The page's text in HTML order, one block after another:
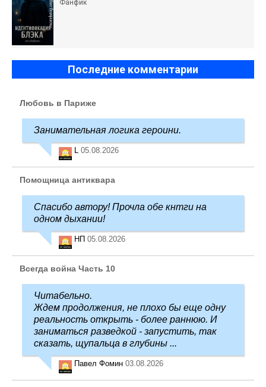
Фанфик
Последние комментарии
Любовь в Париже
Занимательная логика героини.
05.08.2026
Помощница антиквара
Спасибо автору! Прочла обе кнтги на
одном дыхании!
НП 05.08.2026
Всегда война Часть 10
Читабельно.
Ждем продолжения, не плохо бы еще одну
реальность открыть - более раннюю. И
заниматься разведкой - запустить, так
сказать, щупальца в глубины ...
Павел Фомин 03.08.2026